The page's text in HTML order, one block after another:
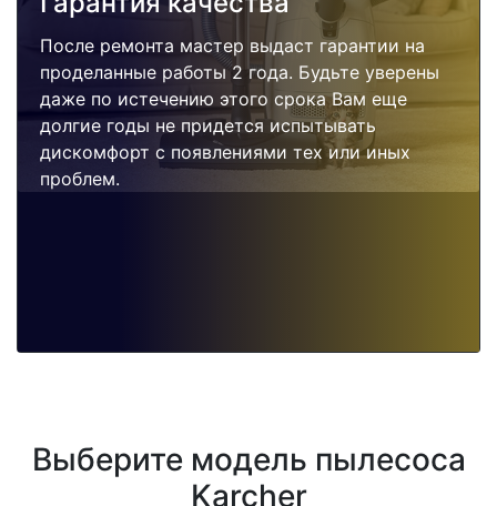
После ремонта мастер выдаст гарантии на
проделанные работы 2 года. Будьте уверены
даже по истечению этого срока Вам еще
долгие годы не придется испытывать
дискомфорт с появлениями тех или иных
проблем.
Выберите модель пылесоса
Karcher